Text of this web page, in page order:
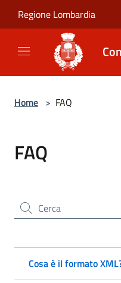
Regione Lombardia
Home > FAQ
FAQ
Cerca nel sito
Cosa è il formato